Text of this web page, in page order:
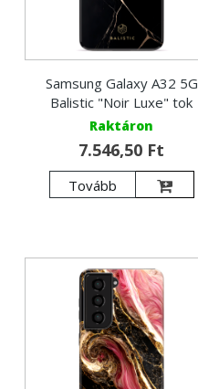
Samsung Galaxy A32 5G
Balistic "Noir Luxe" tok
Raktáron
7.546,50 Ft
Tovább